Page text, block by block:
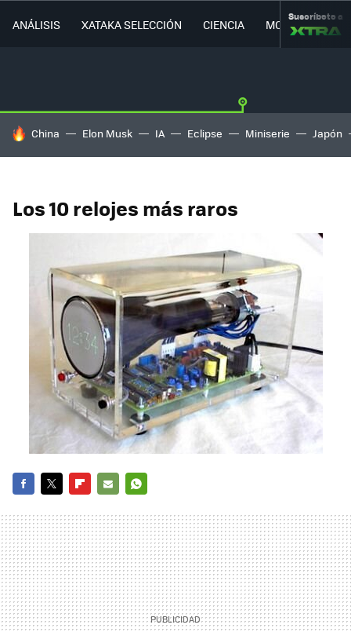
ANÁLISIS XATAKA SELECCIÓN CIENCIA MOVILIDAD
Suscríbete a
HOY SE HABLA DE
China Elon Musk IA Eclipse Miniserie Japón
Los 10 relojes más raros
MAIL